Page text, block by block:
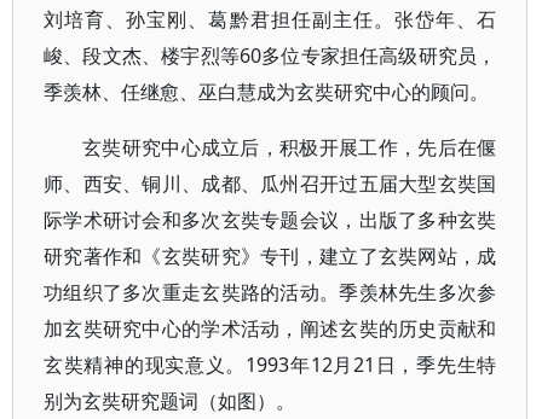
刘培育、孙宝刚、葛黔君担任副主任。张岱年、石
峻、段文杰、楼宇烈等60多位专家担任高级研究员，
季羡林、任继愈、巫白慧成为玄奘研究中心的顾问。
玄奘研究中心成立后，积极开展工作，先后在偃
师、西安、铜川、成都、瓜州召开过五届大型玄奘国
际学术研讨会和多次玄奘专题会议，出版了多种玄奘
研究著作和《玄奘研究》专刊，建立了玄奘网站，成
功组织了多次重走玄奘路的活动。季羡林先生多次参
加玄奘研究中心的学术活动，阐述玄奘的历史贡献和
玄奘精神的现实意义。1993年12月21日，季先生特
别为玄奘研究题词（如图）。